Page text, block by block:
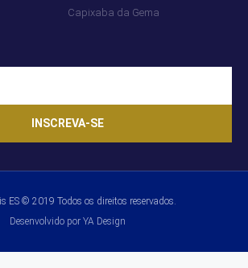
Capixaba da Gema
INSCREVA-SE
ES © 2019 Todos os direitos reservados.
Desenvolvido por YA Design